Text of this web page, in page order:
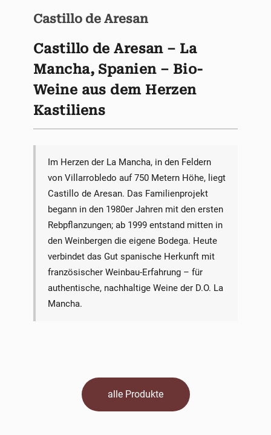
Castillo de Aresan
Castillo de Aresan – La
Mancha, Spanien – Bio-
Weine aus dem Herzen
Kastiliens
Im Herzen der La Mancha, in den Feldern
von Villarrobledo auf 750 Metern Höhe, liegt
Castillo de Aresan. Das Familienprojekt
begann in den 1980er Jahren mit den ersten
Rebpflanzungen; ab 1999 entstand mitten in
den Weinbergen die eigene Bodega. Heute
verbindet das Gut spanische Herkunft mit
französischer Weinbau-Erfahrung – für
authentische, nachhaltige Weine der D.O. La
Mancha.
alle Produkte